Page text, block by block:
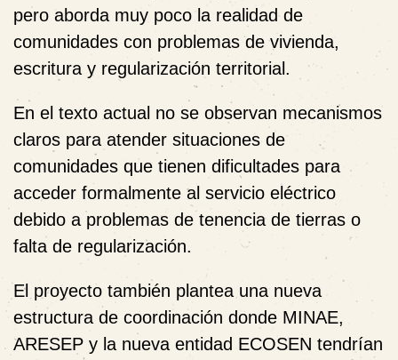
pero aborda muy poco la realidad de
comunidades con problemas de vivienda,
escritura y regularización territorial.
En el texto actual no se observan mecanismos
claros para atender situaciones de
comunidades que tienen dificultades para
acceder formalmente al servicio eléctrico
debido a problemas de tenencia de tierras o
falta de regularización.
El proyecto también plantea una nueva
estructura de coordinación donde MINAE,
ARESEP y la nueva entidad ECOSEN tendrían